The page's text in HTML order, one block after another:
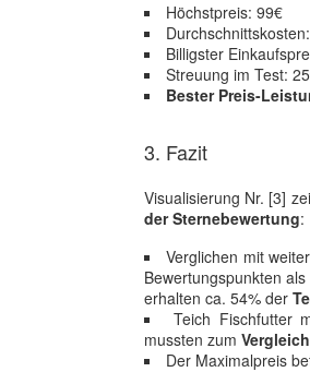
Höchstpreis: 99€
Billigster
Streuung im Test:
Bester Preis-
3. Fazit
Visualisierung Nr. [3]
der Sternebewertung:
Verglichen mit
Bewertungspunkten
erhalten ca. 54% der
Teich Fischfutter
mussten zum
Der Maximalpreis